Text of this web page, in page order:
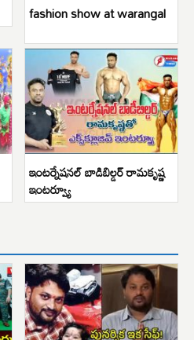
fashion show at warangal
ఇంటర్నేషనల్ బాడిబిల్డర్ రామకృష్ణ
ఇంటర్వ్యూ